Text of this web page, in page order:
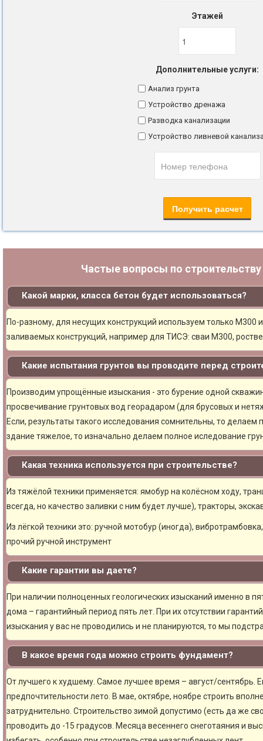
Этажей
Дополнительные услуги:
Анализ грунта
Устройство дренажа
Разводка канализации
Устройство ливневой
Частые вопросы по
Какой марки, класса бетон будет использоваться?
По-разному, для несущих конструкций используем только М300
заливаемых конструкций, например для ТИСЭ: сваи М300,
Какие испытания грунтов вы проводите перед
Производим упрощённые изыскания - это бурение одной
просвечивание грунтовых вод георадаром (для брусовых и
Если, результаты такого исследования сомнительны, то
здание тяжелое, то изначально делаем полное иследование
Какая техника используется при строительстве?
Из тяжёлой техники применяется: ямобур на колёсном ходу,
всегда, но качество заливки с ним будет лучше), тракторы,
Из лёгкой техники это: ручной мотобур (иногда),
прочий ручной инструмент
Какие гарантии вы даете?
При наличии полноценных геологических изысканий именно в
дома – гарантийный период пять лет. При их отсутствии
изыскания у вас не проводились и не планируются, то мы
В какое время года можно строить фундамент?
От лучшего к худшему. Самое лучшее время – август/сентябрь.
предпочтительности лето. В мае, октябре, ноябре строить
затруднительно. Строительство зимой допустимо (есть да же
проводить до -15 градусов. Месяца весеннего снеготаяния и